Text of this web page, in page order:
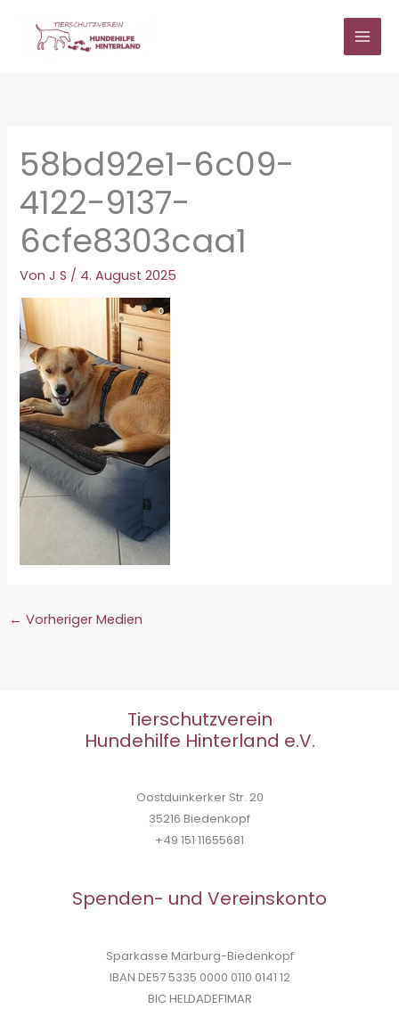
springen
58bd92e1-6c09-
4122-9137-
6cfe8303caa1
VonJ S / 4. August 2025
← Vorheriger Medien
Tierschutzverein
Hundehilfe Hinterland e.V.
Oostduinkerker Str. 20
35216 Biedenkopf
+49 151 11655681
Spenden- und Vereinskonto
Sparkasse Marburg-Biedenkopf
IBAN DE57 5335 0000 0110 0141 12
BIC HELDADEF1MAR